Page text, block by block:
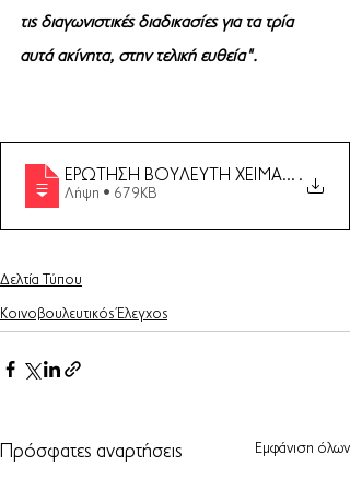
τις διαγωνιστικές διαδικασίες για τα τρία
αυτά ακίνητα, στην τελική ευθεία".
ΕΡΩΤΗΣΗ ΒΟΥΛΕΥΤΗ ΧΕΙΜΑΡΑ ΓΙΑ
.
Λήψη • 679KB
Δελτία Τύπου
Κοινοβουλευτικός Έλεγχος
Πρόσφατες αναρτήσεις Εμφάνιση όλων